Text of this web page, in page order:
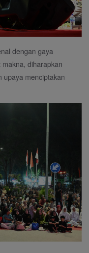
dengan gaya
diharapkan
upaya menciptakan